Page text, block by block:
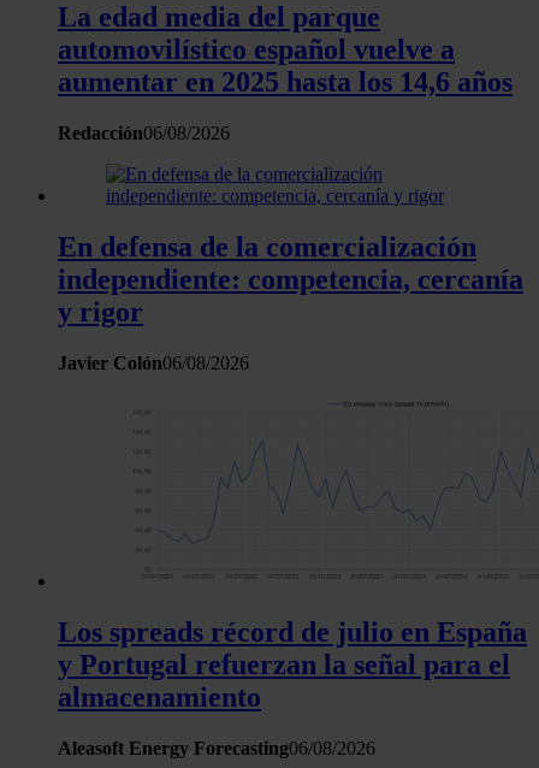
La edad media del parque
automovilístico español vuelve a
aumentar en 2025 hasta los 14,6 años
Redacción06/08/2026
En defensa de la comercialización
independiente: competencia, cercanía
y rigor
Javier Colón06/08/2026
Los spreads récord de julio en España
y Portugal refuerzan la señal para el
almacenamiento
Aleasoft Energy Forecasting06/08/2026